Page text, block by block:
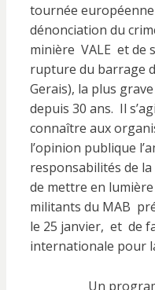
tournée
dénonciation du
minière VALE et de
rupture du barrage
Gerais), la plus
depuis 30 ans. Il
connaître aux
l’opinion publique
responsabilités de
de mettre en
militants du MAB
le 25 janvier, et de
internationale pour
Un